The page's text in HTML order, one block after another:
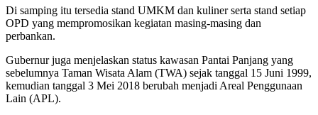
Di samping itu tersedia stand UMKM dan kuliner serta stand setiap
OPD yang mempromosikan kegiatan masing-masing dan
perbankan.
Gubernur juga menjelaskan status kawasan Pantai Panjang yang
sebelumnya Taman Wisata Alam (TWA) sejak tanggal 15 Juni 1999,
kemudian tanggal 3 Mei 2018 berubah menjadi Areal Penggunaan
Lain (APL).